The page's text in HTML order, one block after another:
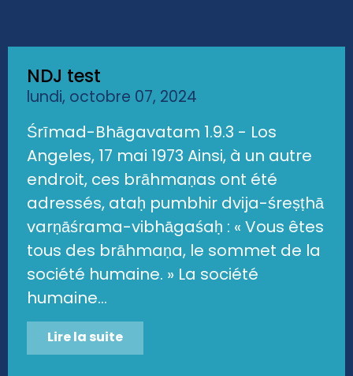
NDJ test
lundi, octobre 07, 2024
Śrīmad-Bhāgavatam 1.9.3 - Los
Angeles, 17 mai 1973 Ainsi, à un autre
endroit, ces brāhmaṇas ont été
adressés, ataḥ pumbhir dvija-śreṣṭhā
varṇāśrama-vibhāgaśaḥ : « Vous êtes
tous des brāhmaṇa, le sommet de la
société humaine. » La société
humaine...
Lire la suite